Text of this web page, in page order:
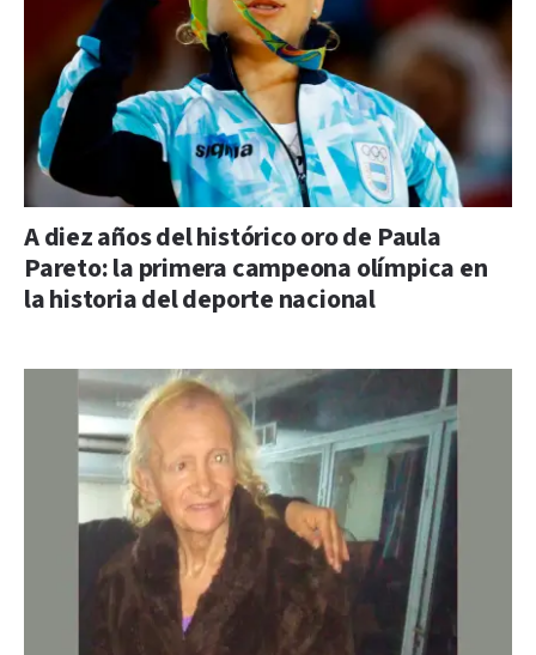
A diez años del histórico oro de Paula
Pareto: la primera campeona olímpica en
la historia del deporte nacional